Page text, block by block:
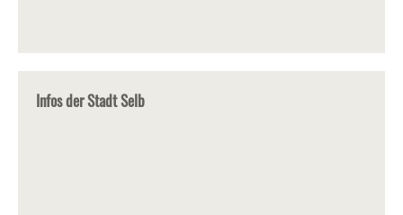
Infos der Stadt Selb